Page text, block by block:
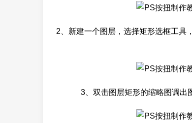
2、新建一个图层，选择矩形选框工具
3、双击图层矩形的缩略图调出